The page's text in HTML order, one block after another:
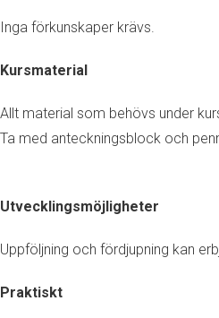
Inga förkunskaper krävs.
Kursmaterial
Allt material som behövs under
Ta med anteckningsblock och
Utvecklingsmöjligheter
Uppföljning och fördjupning kan
Praktiskt